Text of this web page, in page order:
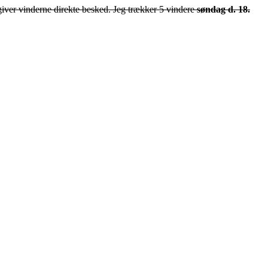
vinderne direkte besked. Jeg trækker 5 vinderesøndag d. 18.